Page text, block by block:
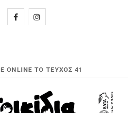
ONLINE ΤΟ ΤΕΎΧΟΣ 41